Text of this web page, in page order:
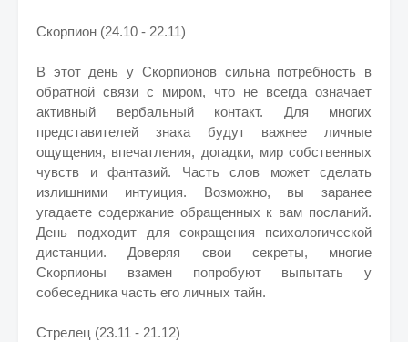
Скорпион (24.10 - 22.11)
В этот день у Скорпионов сильна потребность в
обратной связи с миром, что не всегда означает
активный вербальный контакт. Для многих
представителей знака будут важнее личные
ощущения, впечатления, догадки, мир собственных
чувств и фантазий. Часть слов может сделать
излишними интуиция. Возможно, вы заранее
угадаете содержание обращенных к вам посланий.
День подходит для сокращения психологической
дистанции. Доверяя свои секреты, многие
Скорпионы взамен попробуют выпытать у
собеседника часть его личных тайн.
Стрелец (23.11 - 21.12)